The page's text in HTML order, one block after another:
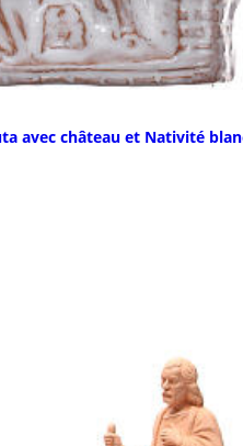
avec château et Nativité